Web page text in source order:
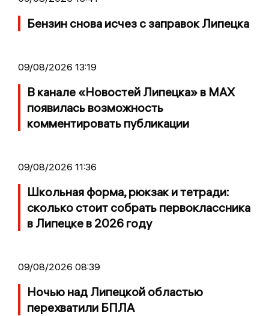
Бензин снова исчез с заправок Липецка
09/08/2026 13:19
В канале «Новостей Липецка» в MAX
появилась возможность
комментировать публикации
09/08/2026 11:36
Школьная форма, рюкзак и тетради:
сколько стоит собрать первоклассника
в Липецке в 2026 году
09/08/2026 08:39
Ночью над Липецкой областью
перехватили БПЛА